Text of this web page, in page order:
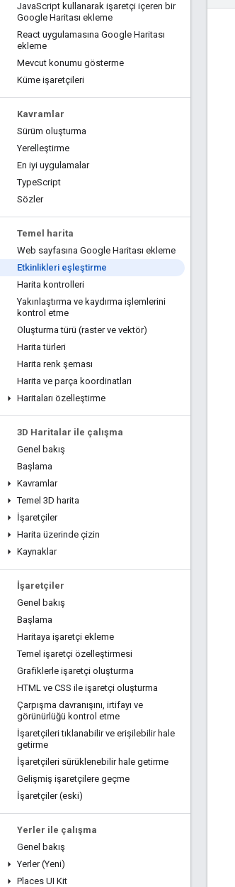
JavaScript kullanarak işaretçi içeren bir
Google Haritası ekleme
React uygulamasına Google Haritası
ekleme
Mevcut konumu gösterme
Küme işaretçileri
Kavramlar
Sürüm oluşturma
Yerelleştirme
En iyi uygulamalar
TypeScript
Sözler
Temel harita
Web sayfasına Google Haritası ekleme
Etkinlikleri eşleştirme
Harita kontrolleri
Yakınlaştırma ve kaydırma işlemlerini
kontrol etme
Oluşturma türü (raster ve vektör)
Harita türleri
Harita renk şeması
Harita ve parça koordinatları
Haritaları özelleştirme
3D Haritalar ile çalışma
Genel bakış
Başlama
Kavramlar
Temel 3D harita
İşaretçiler
Harita üzerinde çizin
Kaynaklar
İşaretçiler
Genel bakış
Başlama
Haritaya işaretçi ekleme
Temel işaretçi özelleştirmesi
Grafiklerle işaretçi oluşturma
HTML ve CSS ile işaretçi oluşturma
Çarpışma davranışını, irtifayı ve
görünürlüğü kontrol etme
İşaretçileri tıklanabilir ve erişilebilir hale
getirme
İşaretçileri sürüklenebilir hale getirme
Gelişmiş işaretçilere geçme
İşaretçiler (eski)
Yerler ile çalışma
Genel bakış
Yerler (Yeni)
Places UI Kit